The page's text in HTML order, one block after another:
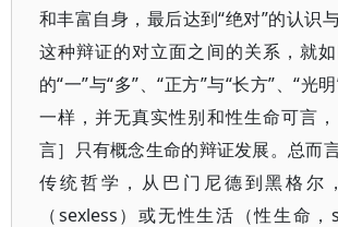
和丰富自身，最后达到“绝对”的认识
这种辩证的对立面之间的关系，就
的“一”与“多”、“正方”与“长方”、“光
一样，并无真实性别和性生命可言
言］只有概念生命的辩证发展。总而
传统哲学，从巴门尼德到黑格尔
（sexless）或无性生活（性生命